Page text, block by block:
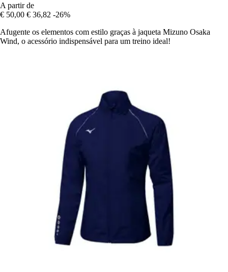
A partir de
€ 50,00 € 36,82 -26%
Afugente os elementos com estilo graças à jaqueta Mizuno Osaka
Wind, o acessório indispensável para um treino ideal!